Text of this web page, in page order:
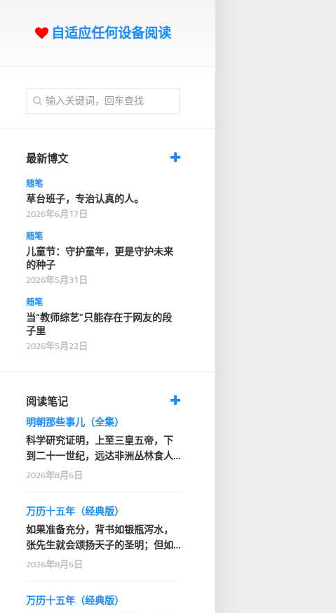
自适应任何设备阅读
最新博文
随笔
草台班子，专治认真的人。
2026年6月17日
随笔
儿童节：守护童年，更是守护未来
的种子
2026年5月31日
随笔
当“教师综艺”只能存在于网友的段
子里
2026年5月22日
阅读笔记
明朝那些事儿（全集）
科学研究证明，上至三皇五帝，下
到二十一世纪，远达非洲丛林食人
部落，近抵家门口的…
2026年8月6日
万历十五年（经典版）
如果准备充分，背书如银瓶泻水，
张先生就会颂扬天子的圣明；但如
果背得结结巴巴或者…
2026年8月6日
万历十五年（经典版）